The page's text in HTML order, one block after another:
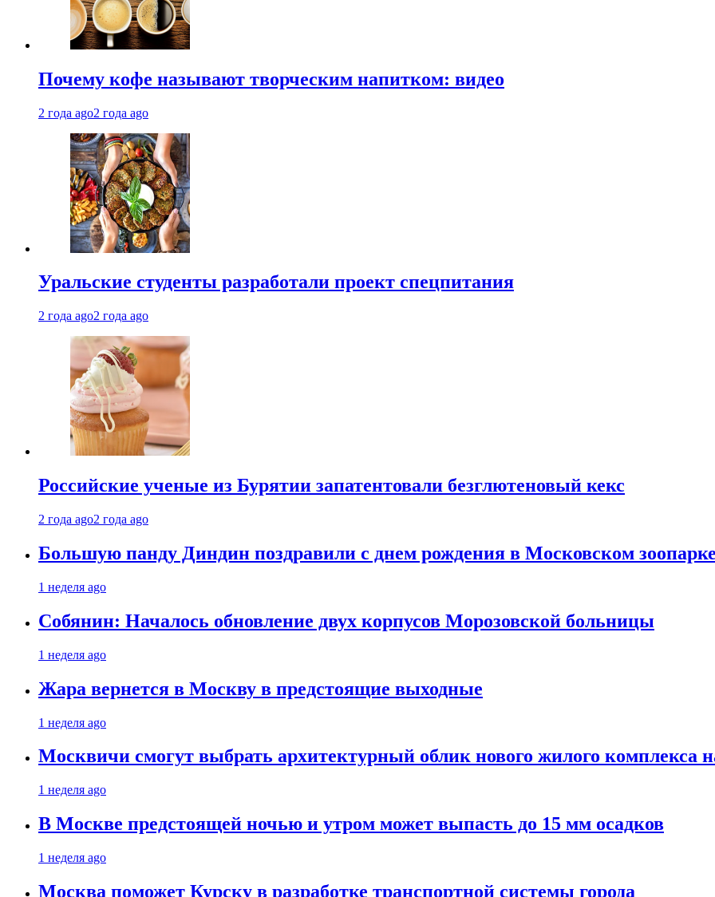
Почему кофе называют творческим напитком: видео
2 года ago2 года ago
Уральские студенты разработали проект спецпитания
2 года ago2 года ago
Российские ученые из Бурятии запатентовали безглютеновый кекс
2 года ago2 года ago
Большую панду Диндин поздравили с днем рождения в Московском зоопарке
1 неделя ago
Собянин: Началось обновление двух корпусов Морозовской больницы
1 неделя ago
Жара вернется в Москву в предстоящие выходные
1 неделя ago
Москвичи смогут выбрать архитектурный облик нового жилого комплекса
1 неделя ago
В Москве предстоящей ночью и утром может выпасть до 15 мм осадков
1 неделя ago
Москва поможет Курску в разработке транспортной системы города